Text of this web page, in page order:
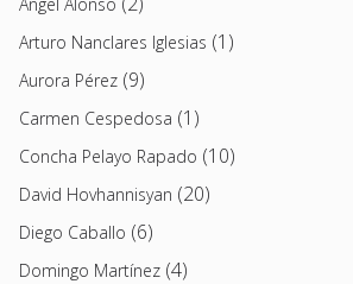
Arturo Nanclares Iglesias (1)
Aurora Pérez (9)
Carmen Cespedosa (1)
Concha Pelayo Rapado (10)
David Hovhannisyan (20)
Diego Caballo (6)
Domingo Martínez (4)